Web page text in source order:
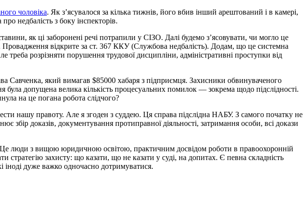
чоловіка. Як з’ясувалося за кілька тижнів, його вбив інший арештований і в камері,
недбалість з боку інспекторів.
як ці заборонені речі потрапили у СІЗО. Далі будемо з’ясовувати, чи могло це
Провадження відкрите за ст. 367 ККУ (Службова недбалість). Додам, що це системна
розрізняти порушення трудової дисципліни, адміністративні проступки від
Савченка, який вимагав $85000 хабаря з підприємця. Захисники обвинуваченого
допущена велика кількість процесуальних помилок — зокрема щодо підслідності.
на це погана робота слідчого?
нашу правоту. Але я згоден з суддею. Ця справа підслідна НАБУ. З самого початку не
збір доказів, документування протиправної діяльності, затримання особи, всі докази
люди з вищою юридичною освітою, практичним досвідом роботи в правоохоронній
стратегію захисту: що казати, що не казати у суді, на допитах. Є певна складність
іноді дуже важко одночасно дотримуватися.